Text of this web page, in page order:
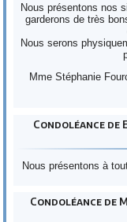
Nous présentons nos
garderons de très
Nous serons
Mme Stéphanie
Condoléance de
Nous présentons à
Condoléance de